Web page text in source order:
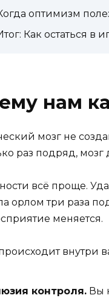
оптимизм
Как остаться в
нам
мозг не
раз подряд, мозг
всё проще.
орлом три раза
меняется.
внутри
контроля. Вы